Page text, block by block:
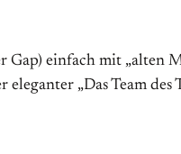
einfach mit „alten
„Das Team